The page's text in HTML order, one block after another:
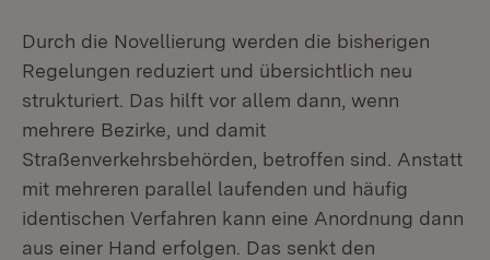
Durch die Novellierung werden die bisherigen
Regelungen reduziert und übersichtlich neu
strukturiert. Das hilft vor allem dann, wenn
mehrere Bezirke, und damit
Straßenverkehrsbehörden, betroffen sind. Anstatt
mit mehreren parallel laufenden und häufig
identischen Verfahren kann eine Anordnung dann
aus einer Hand erfolgen. Das senkt den